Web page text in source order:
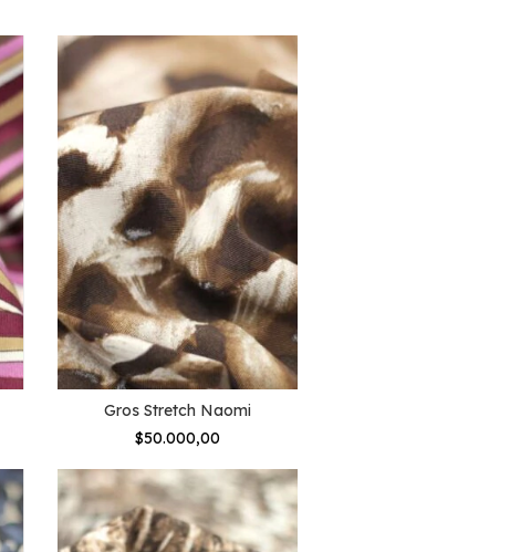
Gros Stretch Naomi
$50.000,00